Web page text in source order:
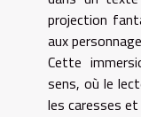
projection
aux
Cette
sens, où le
les caresses